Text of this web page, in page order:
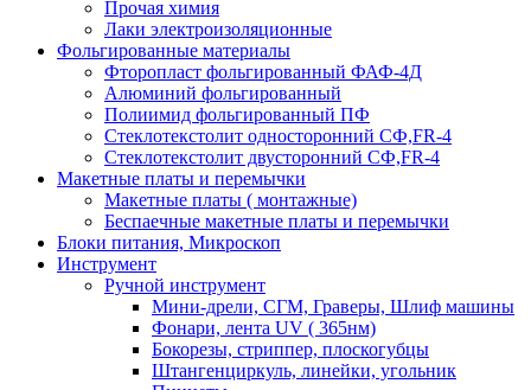
Прочая химия
Лаки электроизоляционные
Фольгированные материалы
Фторопласт фольгированный ФАФ-4Д
Алюминий фольгированный
Полиимид фольгированный ПФ
Стеклотекстолит односторонний CФ,FR-4
Стеклотекстолит двусторонний СФ,FR-4
Макетные платы и перемычки
Макетные платы ( монтажные)
Беспаечные макетные платы и перемычки
Блоки питания, Микроскоп
Инструмент
Ручной инструмент
Мини-дрели, СГМ, Граверы, Шлиф машины
Фонари, лента UV ( 365нм)
Бокорезы, cтриппер, плоскогубцы
Штангенциркуль, линейки, угольник